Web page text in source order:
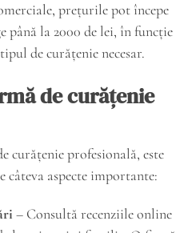
prețurile pot începe
până la 2000 de lei, în funcție
de curățenie necesar.
de curățenie
curățenie profesională, este
câteva aspecte importante:
– Consultă recenziile online